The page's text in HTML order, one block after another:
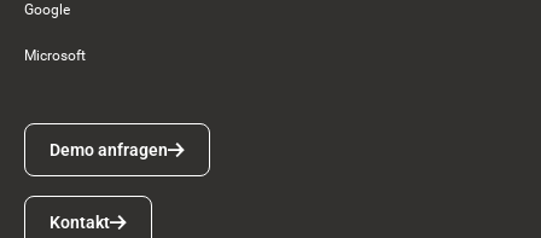
Google
Microsoft
Demo anfragen
Demo anfragen
Kontakt
Kontakt